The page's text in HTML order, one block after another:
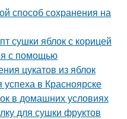
способ сохранения на
сушки яблок с корицей
с помощью
цукатов из яблок
в Красноярске
в домашних условиях
для сушки фруктов